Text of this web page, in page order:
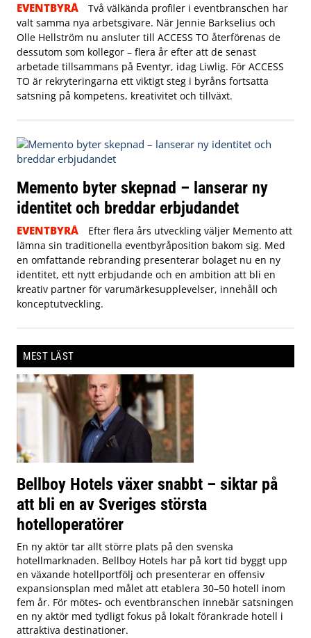
EVENTBYRÅ
Två välkända profiler i eventbranschen har
valt samma nya arbetsgivare. När Jennie Barkselius och
Olle Hellström nu ansluter till ACCESS TO återförenas de
dessutom som kollegor – flera år efter att de senast
arbetade tillsammans på Eventyr, idag Liwlig. För ACCESS
TO är rekryteringarna ett viktigt steg i byråns fortsatta
satsning på kompetens, kreativitet och tillväxt.
Memento byter skepnad – lanserar ny
identitet och breddar erbjudandet
EVENTBYRÅ
Efter flera års utveckling väljer Memento att
lämna sin traditionella eventbyråposition bakom sig. Med
en omfattande rebranding presenterar bolaget nu en ny
identitet, ett nytt erbjudande och en ambition att bli en
kreativ partner för varumärkesupplevelser, innehåll och
konceptutveckling.
MEST LÄST
Bellboy Hotels växer snabbt – siktar på
att bli en av Sveriges största
hotelloperatörer
En ny aktör tar allt större plats på den svenska
hotellmarknaden. Bellboy Hotels har på kort tid byggt upp
en växande hotellportfölj och presenterar en offensiv
expansionsplan med målet att etablera 30–50 hotell inom
fem år. För mötes- och eventbranschen innebär satsningen
en ny aktör med tydligt fokus på lokalt förankrade hotell i
attraktiva destinationer.